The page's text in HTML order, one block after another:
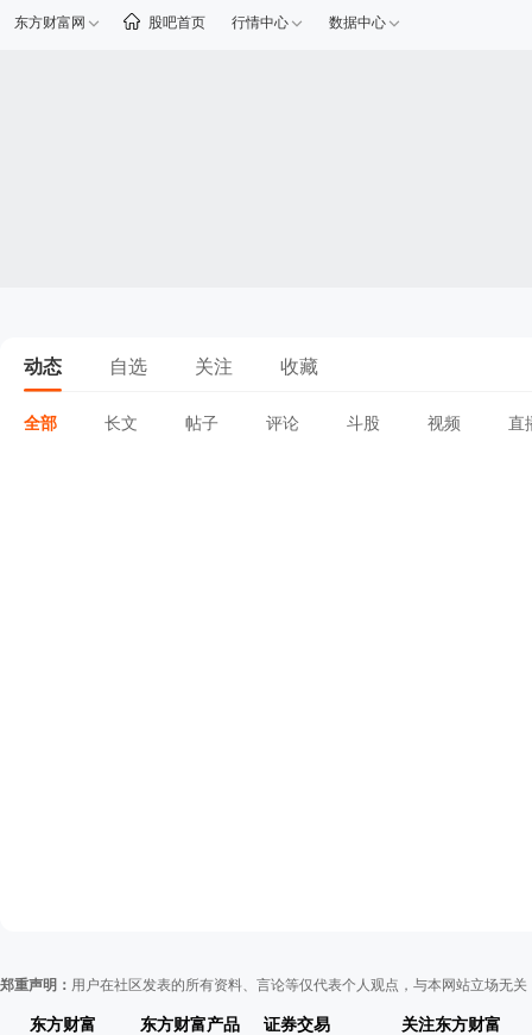
东方财富网 股吧首页 行情中心 数据中心
动态 自选 关注 收藏
全部 长文 帖子 评论 斗股 视频 直
郑重声明： 用户在社区发表的所有资料、言论等仅代表个人观点，与本网站立场无
东方财富 东方财富产品 证券交易 关注东方财富